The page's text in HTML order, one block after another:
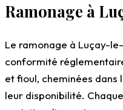
Ramonage à
Le ramonage à Luçay-
conformité
et fioul, cheminées dans
leur disponibilité.